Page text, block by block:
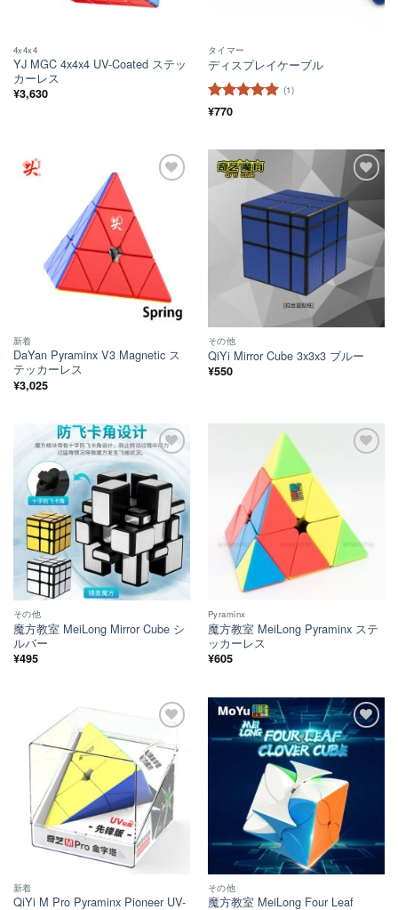
4x4x4
YJ MGC 4x4x4 UV-Coated ステッ
カーレス
¥3,630
タイマー
ディスプレイケーブル
5段階中
(1)
¥770
新着
DaYan Pyraminx V3 Magnetic ス
テッカーレス
¥3,025
その他
QiYi Mirror Cube 3x3x3 ブルー
¥550
い！
その他
魔方教室 MeiLong Mirror Cube シ
ルバー
¥495
Pyraminx
魔方教室 MeiLong Pyraminx ステ
ッカーレス
¥605
い！
新着
QiYi M Pro Pyraminx Pioneer UV-
ほし
その他
魔方教室 MeiLong Four Leaf